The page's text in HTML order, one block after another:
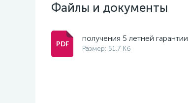
Файлы и документы
получения 5 летней гарантии
Размер: 51.7 Кб